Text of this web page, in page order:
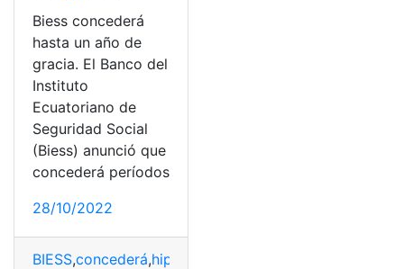
Biess concederá
hasta un año de
gracia. El Banco del
Instituto
Ecuatoriano de
Seguridad Social
(Biess) anunció que
concederá períodos
28/10/2022
BIESS,concederá,hipotecario